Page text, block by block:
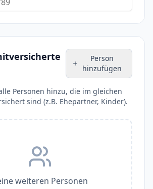
Person
hinzufügen
Personen hinzu, die im gleichen
sind (z.B. Ehepartner, Kinder).
weiteren Personen